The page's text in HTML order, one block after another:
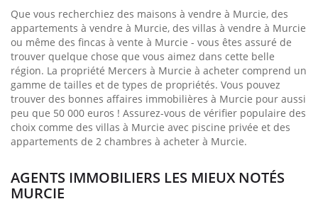
Que vous recherchiez des maisons à vendre à Murcie, des
appartements à vendre à Murcie, des villas à vendre à Murcie
ou même des fincas à vente à Murcie - vous êtes assuré de
trouver quelque chose que vous aimez dans cette belle
région. La propriété Mercers à Murcie à acheter comprend un
gamme de tailles et de types de propriétés. Vous pouvez
trouver des bonnes affaires immobilières à Murcie pour aussi
peu que 50 000 euros ! Assurez-vous de vérifier populaire des
choix comme des villas à Murcie avec piscine privée et des
appartements de 2 chambres à acheter à Murcie.
AGENTS IMMOBILIERS LES MIEUX NOTÉS
MURCIE